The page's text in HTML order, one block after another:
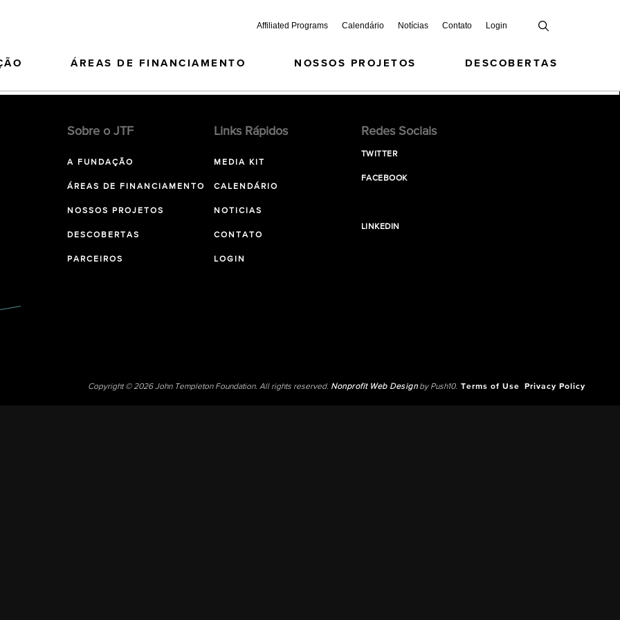
Affiliated Programs Calendário Notícias Contato Login
ÁREAS DE FINANCIAMENTO NOSSOS PROJETOS DESCOBERTAS
Sobre o JTF
A FUNDAÇÃO
ÁREAS DE FINANCIAMENTO
NOSSOS PROJETOS
DESCOBERTAS
PARCEIROS
Links Rápidos
MEDIA KIT
CALENDÁRIO
NOTICIAS
CONTATO
LOGIN
Redes Sociais
TWITTER
FACEBOOK
LINKEDIN
Copyright © 2026 John Templeton Foundation. All rights reserved. Nonprofit Web Designby Push10. Terms of Use Privacy Policy